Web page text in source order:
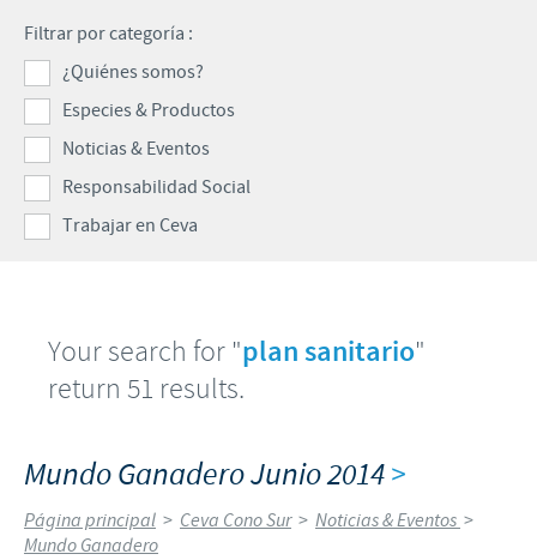
Mundo Ganadero
Mundo Porcino
Nuestro Enfoque en la responsabilidad
Contribuciones
Programas de Apoyo Mundial
Patrocinios Científicos
TRABAJAR EN CEVA
Si querés trabajar con nosotros
Filtrar por categoría :
¿Quiénes somos?
Especies & Productos
Noticias & Eventos
Responsabilidad Social
Trabajar en Ceva
Your search for "plan sanitario"
return 51 results.
Mundo Ganadero Junio 2014>
Página principal > Ceva Cono Sur > Noticias & Eventos >
Mundo Ganadero